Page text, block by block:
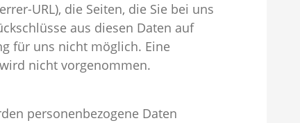
URL), die Seiten, die Sie bei uns
aus diesen Daten auf
für uns nicht möglich. Eine
nicht vorgenommen.
personenbezogene Daten